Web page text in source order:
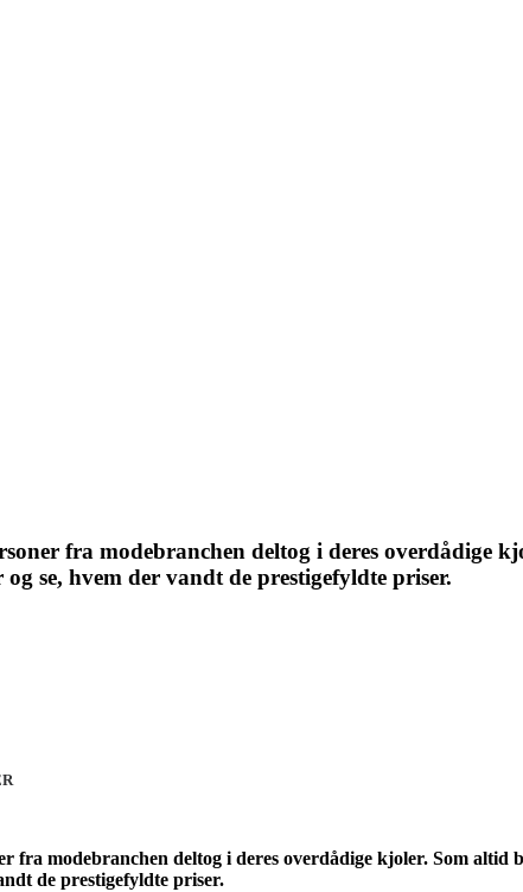
fra modebranchen deltog i deres overdådige
se, hvem der vandt de prestigefyldte priser.
fra modebranchen deltog i deres overdådige kjoler. Som
de prestigefyldte priser.